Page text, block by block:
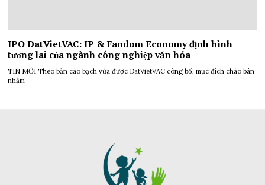
IPO DatVietVAC: IP & Fandom Economy định hình
tương lai của ngành công nghiệp văn hóa
TIN MỚI Theo bản cáo bạch vừa được DatVietVAC công bố, mục đích chào bán
nhằm